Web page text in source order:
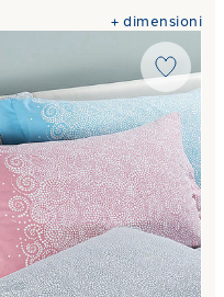
+dimensioni
losanna in